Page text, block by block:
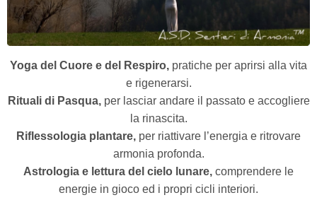
Yoga del Cuore e del Respiro, pratiche per aprirsi alla vita
e rigenerarsi.
Rituali di Pasqua, per lasciar andare il passato e accogliere
la rinascita.
Riflessologia plantare, per riattivare l’energia e ritrovare
armonia profonda.
Astrologia e lettura del cielo lunare, comprendere le
energie in gioco ed i propri cicli interiori.